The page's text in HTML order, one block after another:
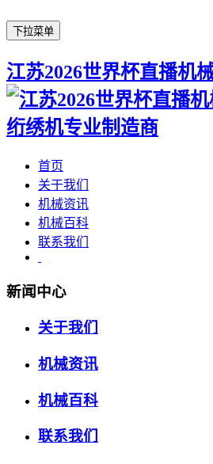
下拉菜单
江苏2026世界杯直播机
首页
关于我们
机械资讯
机械百科
联系我们
新闻中心
关于我们
机械资讯
机械百科
联系我们